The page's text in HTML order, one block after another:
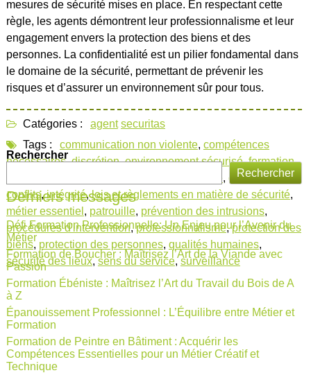
mesures de sécurité mises en place. En respectant cette
règle, les agents démontrent leur professionnalisme et leur
engagement envers la protection des biens et des
personnes. La confidentialité est un pilier fondamental dans
le domaine de la sécurité, permettant de prévenir les
risques et d’assurer un environnement sûr pour tous.
Catégories : agent securitas
Tags :
communication non violente, compétences
nécessaires,discrétion,environnement sécurisé,formation
formation d'agent de sécurité, gestion des
conflits,intégrité,lois et règlements en matière de sécurité,
métier essentiel , patrouille, prévention des intrusions,
procédures d'intervention,professionnalisme,protection des
biens, protection des personnes, qualités humaines,
sécurité des lieux,sens du service,surveillance
Rechercher
Rechercher
Derniers messages
Défi Formation Professionnelle: Un Enjeu pour l’Avenir du
Métier
Formation de Boucher : Maîtrisez l’Art de la Viande avec
Passion
Formation Ébéniste : Maîtrisez l’Art du Travail du Bois de A
à Z
Épanouissement Professionnel : L’Équilibre entre Métier et
Formation
Formation de Peintre en Bâtiment : Acquérir les
Compétences Essentielles pour un Métier Créatif et
Technique